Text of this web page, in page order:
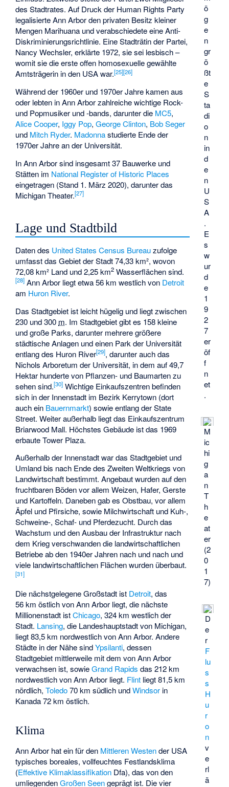
ö
g
e
n
gr
ö
ßt
e
S
ta
di
o
n
in
d
e
n
U
S
A
.
E
s
w
ur
d
e
1
9
2
7
er
öf
f
n
et
.
des Stadtrates. Auf Druck der Human Rights Party
legalisierte Ann Arbor den privaten Besitz kleiner
Mengen Marihuana und verabschiedete eine Anti-
Diskriminierungsrichtlinie. Eine Stadträtin der Partei,
Nancy Wechsler, erklärte 1972, sie sei lesbisch –
womit sie die erste offen homosexuelle gewählte
Amtsträgerin in den USA war.[25][26]
Während der 1960er und 1970er Jahre kamen aus
oder lebten in Ann Arbor zahlreiche wichtige Rock-
und Popmusiker und -bands, darunter die MC5,
Alice Cooper, Iggy Pop,George Clinton, Bob Seger
und Mitch Ryder. Madonnastudierte Ende der
1970er Jahre an der Universität.
M
ic
hi
g
a
n
T
h
e
at
er
(2
0
1
7)
In Ann Arbor sind insgesamt 37 Bauwerke und
Stätten im National Register of Historic Places
eingetragen (Stand 1. März 2020), darunter das
Michigan Theater.[27]
Lage und Stadtbild
D
e
r
F
lu
s
s
H
u
r
o
n
v
e
rl
ä
Daten des United States Census Bureauzufolge
umfasst das Gebiet der Stadt 74,33 km², wovon
72,08 km² Land und 2,25 km2 Wasserflächen sind.
[28] Ann Arbor liegt etwa 56 km westlich von Detroit
am Huron River.
Das Stadtgebiet ist leicht hügelig und liegt zwischen
230 und300 m. Im Stadtgebiet gibt es 158 kleine
und große Parks, darunter mehrere größere
städtische Anlagen und einen Park der Universität
entlang des Huron River[29], darunter auch das
Nichols Arboretum der Universität, in dem auf 49,7
Hektar hunderte von Pflanzen- und Baumarten zu
sehen sind.[30] Wichtige Einkaufszentren befinden
sich in der Innenstadt im Bezirk Kerrytown (dort
auch ein Bauernmarkt) sowie entlang der State
Street. Weiter außerhalb liegt das Einkaufszentrum
Briarwood Mall. Höchstes Gebäude ist das 1969
erbauteTower Plaza.
Außerhalb der Innenstadt war das Stadtgebiet und
Umland bis nach Ende des Zweiten Weltkriegs von
Landwirtschaft bestimmt. Angebaut wurden auf den
fruchtbaren Böden vor allem Weizen, Hafer, Gerste
und Kartoffeln. Daneben gab es Obstbau, vor allem
Äpfel und Pfirsiche, sowie Milchwirtschaft und Kuh-,
Schweine-, Schaf- und Pferdezucht. Durch das
Wachstum und den Ausbau der Infrastruktur nach
dem Krieg verschwanden die landwirtschaftlichen
Betriebe ab den 1940er Jahren nach und nach und
viele landwirtschaftlichen Flächen wurden überbaut.
[31]
Die nächstgelegene Großstadt ist Detroit, das
56 km östlich von Ann Arbor liegt, die nächste
Millionenstadt istChicago, 324 km westlich der
Stadt. Lansing, die Landeshauptstadt von Michigan,
liegt 83,5 km nordwestlich von Ann Arbor. Andere
Städte in der Nähe sindYpsilanti, dessen
Stadtgebiet mittlerweile mit dem von Ann Arbor
verwachsen ist, sowieGrand Rapids das 212 km
nordwestlich von Ann Arbor liegt. Flint liegt 81,5 km
nördlich,Toledo70 km südlich undWindsor in
Kanada 72 km östlich.
Klima
Ann Arbor hat ein für den Mittleren Westender USA
typisches boreales, vollfeuchtes Festlandsklima
(Effektive Klimaklassifikation Dfa), das von den
umliegendenGroßen Seengeprägt ist. Die vier